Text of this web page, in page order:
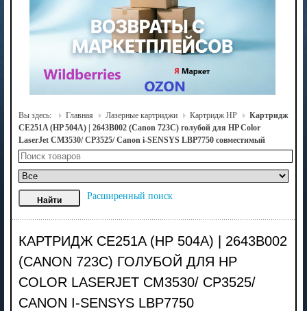
Вы здесь: Главная Лазерные картриджи Картридж HP
Картридж
CE251A (HP 504A) | 2643B002 (Canon 723C) голубой для HP Color
LaserJet CM3530/ CP3525/ Canon i-SENSYS LBP7750 совместимый
Расширенный поиск
КАРТРИДЖ CE251A (HP 504A) | 2643B002
(CANON 723C) ГОЛУБОЙ ДЛЯ HP
COLOR LASERJET CM3530/ CP3525/
CANON I-SENSYS LBP7750